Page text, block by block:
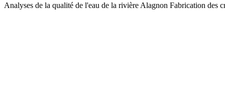
Analyses de la qualité de l'eau de la rivière Alagnon Fabrication des